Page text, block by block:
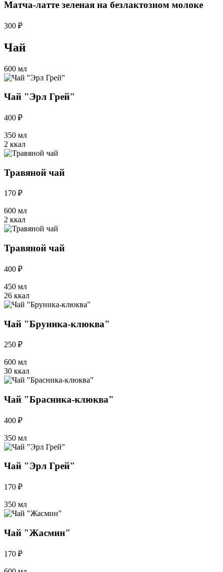
Матча-латте зеленая на безлактозном молоке
300 ₽
Чай
600 мл
Чай "Эрл Грей"
400 ₽
350 мл
2 ккал
Травяной чай
170 ₽
600 мл
2 ккал
Травяной чай
400 ₽
450 мл
26 ккал
Чай "Бруника-клюква"
250 ₽
600 мл
30 ккал
Чай "Брасника-клюква"
400 ₽
350 мл
Чай "Эрл Грей"
170 ₽
350 мл
Чай "Жасмин"
170 ₽